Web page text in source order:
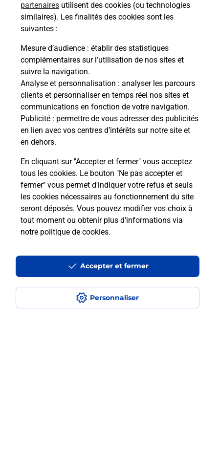
partenaires utilisent des cookies (ou technologies
similaires). Les finalités des cookies sont les
suivantes :
Mesure d’audience : établir des statistiques
complémentaires sur l’utilisation de nos sites et
suivre la navigation.
Analyse et personnalisation : analyser les parcours
clients et personnaliser en temps réel nos sites et
communications en fonction de votre navigation.
Publicité : permettre de vous adresser des publicités
en lien avec vos centres d’intérêts sur notre site et
en dehors.
En cliquant sur "Accepter et fermer" vous acceptez
tous les cookies. Le bouton "Ne pas accepter et
fermer" vous permet d'indiquer votre refus et seuls
les cookies nécessaires au fonctionnement du site
seront déposés. Vous pouvez modifier vos choix à
tout moment ou obtenir plus d'informations via
notre politique de cookies.
Personnaliser
Accepter et fermer
Recherchez un autre point de contact
Questions fréquemment posées
Quel réseau utilise La Poste Mobile ?
Est-ce que je peux garder mon
numéro de mobile gratuitement ?
Est-ce que je peux bénéficier de la 5G
avec La Poste Mobile ?
Est-ce que je peux utiliser mon forfait
à l’étranger avec La Poste Mobile ?
en plusieurs fois avec La Poste Mobile
Est-ce que je peux assurer mon
iPhone ?